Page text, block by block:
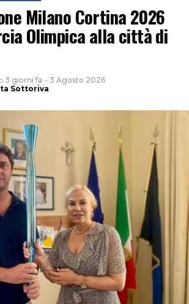
Milano Cortina 2026
Olimpica alla città di
3 giorni fa – 3 Agosto 2026
Sottoriva